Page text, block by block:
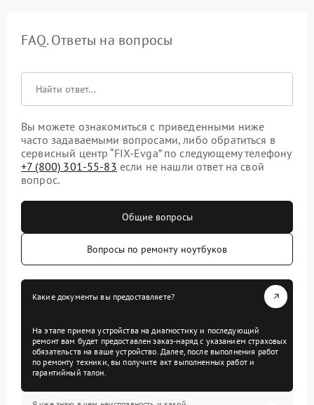
FAQ. Ответы на вопросы
Вы можете ознакомиться с приведенными ниже
часто задаваемыми вопросами, либо обратиться в
сервисный центр “FIX-Evga” по следующему телефону
+7 (800) 301-55-83 если не нашли ответ на свой
вопрос.
Общие вопросы
Вопросы по ремонту ноутбуков
Какие документы вы предоставляете?
На этапе приема устройства на диагностику и последующий
ремонт вам будет предоставлен заказ-наряд с указанием страховых
обязательств на ваше устройство. Далее, после выполнения работ
по ремонту техники, вы получите акт выполненных работ и
гарантийный талон.